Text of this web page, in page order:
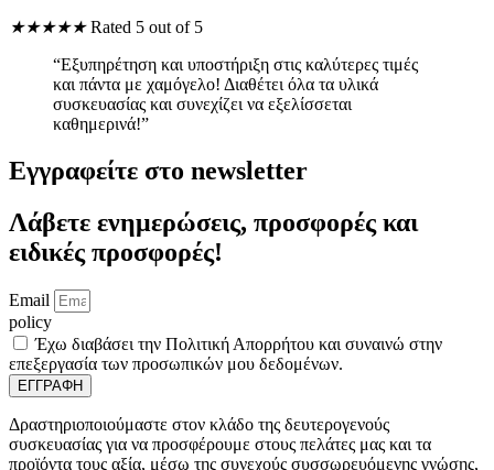
★★★★★ Rated 5 out of 5
“Εξυπηρέτηση και υποστήριξη στις καλύτερες τιμές
και πάντα με χαμόγελο! Διαθέτει όλα τα υλικά
συσκευασίας και συνεχίζει να εξελίσσεται
καθημερινά!”
Εγγραφείτε στο newsletter
Λάβετε ενημερώσεις, προσφορές και
ειδικές προσφορές!
Email
policy
Έχω διαβάσει την Πολιτική Απορρήτου και συναινώ στην
επεξεργασία των προσωπικών μου δεδομένων.
ΕΓΓΡΑΦΗ
Δραστηριοποιούμαστε στον κλάδο της δευτερογενούς
συσκευασίας για να προσφέρουμε στους πελάτες μας και τα
προϊόντα τους αξία, μέσω της συνεχούς συσσωρευόμενης γνώσης,